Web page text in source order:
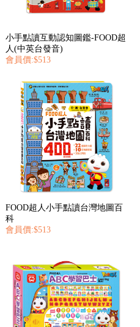
小手點讀互動認知圖鑑-FOOD超
人(中英台發音)
會員價:$513
FOOD超人小手點讀台灣地圖百
科
會員價:$513